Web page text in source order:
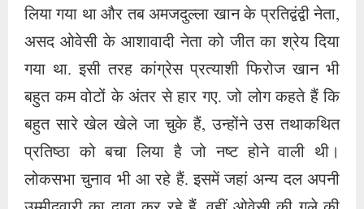
लिया गया था और तब अमजदुल्ला खान के प्रतिद्वंद्वी नेता,
असद ओवेसी के आशावादी नेता को जीत का श्रेय दिया
गया था. इसी तरह कांग्रेस प्रत्याशी फिरोज खान भी
बहुत कम वोटों के अंतर से हार गए. जो लोग कहते हैं कि
बहुत सारे खेल खेले जा चुके हैं, उन्होंने उस तथाकथित
प्रतिष्ठा को बचा लिया है जो नष्ट होने वाली थी।
लोकसभा चुनाव भी आ रहे हैं. इसमें जहां अन्य दल अपनी